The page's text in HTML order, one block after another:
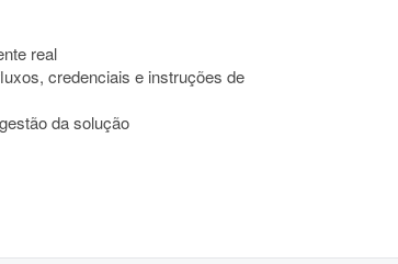
real
credenciais e instruções de
da solução